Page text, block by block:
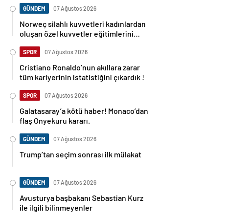
GÜNDEM 07 Ağustos 2026
Norweç silahlı kuvvetleri kadınlardan
oluşan özel kuvvetler eğitimlerini
SPOR 07 Ağustos 2026
Cristiano Ronaldo’nun akıllara zarar
tüm kariyerinin istatistiğini çıkardık !
SPOR 07 Ağustos 2026
Galatasaray’a kötü haber! Monaco’dan
flaş Onyekuru kararı.
GÜNDEM 07 Ağustos 2026
Trump’tan seçim sonrası ilk mülakat
GÜNDEM 07 Ağustos 2026
Avusturya başbakanı Sebastian Kurz
ile ilgili bilinmeyenler